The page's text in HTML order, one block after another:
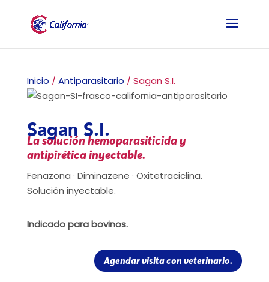
Inicio / Antiparasitario / Sagan S.I.
Sagan S.I.
La solución hemoparasiticida y
antipirética inyectable.
Fenazona · Diminazene · Oxitetraciclina.
Solución inyectable.
Indicado para bovinos.
Agendar visita con veterinario.